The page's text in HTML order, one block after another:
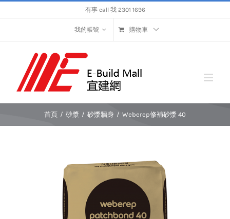
to
有事 call 我 2301 1696
我的帳號 購物車
首頁 / 砂漿 / 砂漿牆身 / Weberep修補砂漿 40